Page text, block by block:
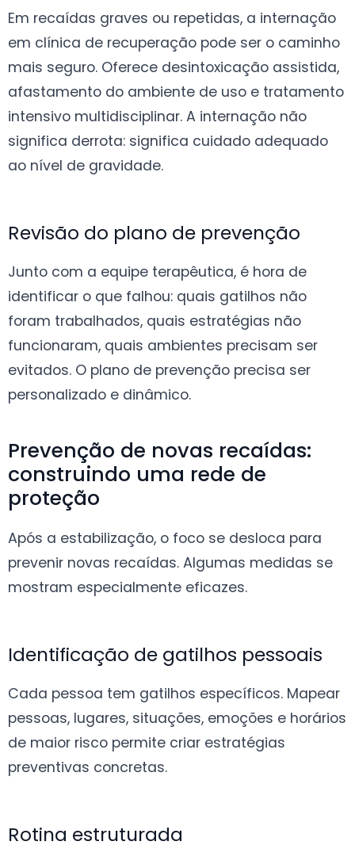
Em recaídas graves ou repetidas, a internação
em clínica de recuperação pode ser o caminho
mais seguro. Oferece desintoxicação assistida,
afastamento do ambiente de uso e tratamento
intensivo multidisciplinar. A internação não
significa derrota: significa cuidado adequado
ao nível de gravidade.
Revisão do plano de prevenção
Junto com a equipe terapêutica, é hora de
identificar o que falhou: quais gatilhos não
foram trabalhados, quais estratégias não
funcionaram, quais ambientes precisam ser
evitados. O plano de prevenção precisa ser
personalizado e dinâmico.
Prevenção de novas recaídas:
construindo uma rede de
proteção
Após a estabilização, o foco se desloca para
prevenir novas recaídas. Algumas medidas se
mostram especialmente eficazes.
Identificação de gatilhos pessoais
Cada pessoa tem gatilhos específicos. Mapear
pessoas, lugares, situações, emoções e horários
de maior risco permite criar estratégias
preventivas concretas.
Rotina estruturada